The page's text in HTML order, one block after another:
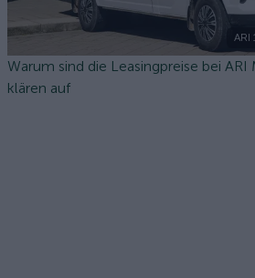
ARI
Warum sind die Leasingpreise bei
klären auf